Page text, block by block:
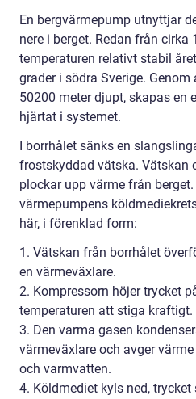
En bergvärmepump utnyttjar
nere i berget. Redan från cirka
temperaturen relativt stabil
grader i södra Sverige.
50200 meter djupt, skapas en
hjärtat i systemet.
I borrhålet sänks en
frostskyddad vätska. Vätskan
plockar upp värme från
värmepumpens
här, i förenklad form:
1. Vätskan från borrhålet
en värmeväxlare.
2. Kompressorn höjer trycket
temperaturen att stiga kraftigt.
3. Den varma gasen
värmeväxlare och avger
och varmvatten.
4. Köldmediet kyls ned,